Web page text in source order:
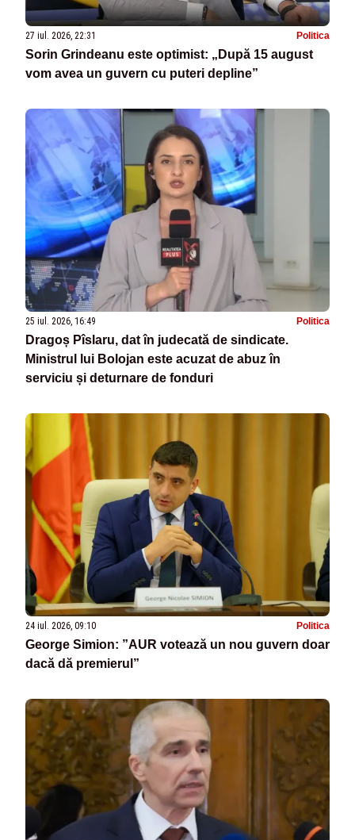
27 iul. 2026, 22:31 Politica
Sorin Grindeanu este optimist: „După 15 august
vom avea un guvern cu puteri depline”
25 iul. 2026, 16:49 Politica
Dragoș Pîslaru, dat în judecată de sindicate.
Ministrul lui Bolojan este acuzat de abuz în
serviciu și deturnare de fonduri
24 iul. 2026, 09:10 Politica
George Simion: ”AUR votează un nou guvern doar
dacă dă premierul”